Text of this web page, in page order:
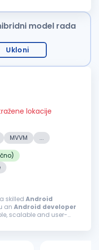
model rada
Ukloni
lokacije
MVVM ...
skilled Android
an Android developer
scalable and user-